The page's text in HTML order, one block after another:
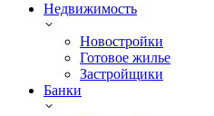
Недвижимость
Новостройки
Готовое жилье
Застройщики
Банки